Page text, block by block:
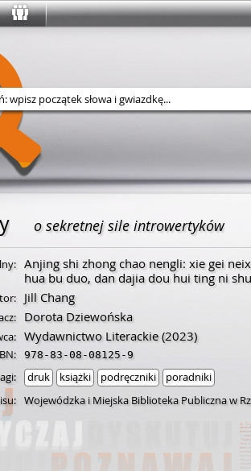
Wyszukaj w serwisie
o sekretnej sile introwertyków
Anjing shi zhong chao nengli: xie gei
hua bu duo, dan dajia dou hui ting ni
Jill Chang
Dorota Dziewońska
Wydawnictwo Literackie(2023)
978-83-08-08125-9
druk książki podręczniki
poradniki
Wojewódzka i Miejska Biblioteka Publiczna w